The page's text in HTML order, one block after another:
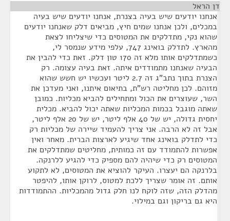
דן הראל
אנחנו יודעים שיש בעיה בצנרת, אנחנו יודעים שיש בעיה
במכלים, ולכן אנחנו שמים חיץ, מביאים דלק שאנחנו יודעים
שהוא נקי, מתדלקים את המטוסים כדי שיצליחו לצאת
מהארץ. לתדלק בואינג 747, עלפי מידע שנמסר לי,
כשמתדלקים אותו מלא זה 170 טון דלק. זאת כדי להבין את
הבעיה שאנחנו מתמודדים איתה. זאת בעיה עצומה. רק
הצנרת בתוך נתב"ג זה 2.7 ליטר ועכשיו יש חשש שהוא
מזוהם. לכן מחליטה רש"ת, בתיאום איתנו, ואני מעדכן את
השר, שעוצרים את הכול ומתחילים להביא מכליות. כמובן
שאתה מוגבל בכמות המכליות שאתה יכול להביא. מכלית
יחסית גדולה, יש של 40 אלף ליטר, יש של 20 אלף ליטר,
אבל זה לא הרבה. אני צריך להעמיד שיירה של מכליות רק
כדי לתדלק בואינג אחד שיגיע לארצות הברית. מאחר ואין
אפשרות להתמודד עם זה כמותית, מחליטים שמתדלקים את
המטוסים רק כדי שיהיה להם מספיק כדי להגיע ללרנקה.
בלרנקה הם יעצרו. העיקר להוציא את המטוסים, לא לתקוע
אותם. זה אומר שצריך ללכת למטוס, לרוקן אותו, להיפטר
מהדלק הזה, שזה לוקח לנו חלק גדול מהמכליות. ההתמודדות
היא גם בריקון וגם במילוי.